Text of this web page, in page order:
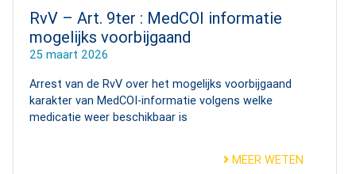
RvV – Art. 9ter : MedCOI informatie
mogelijks voorbijgaand
25 maart 2026
Arrest van de RvV over het mogelijks voorbijgaand
karakter van MedCOI-informatie volgens welke
medicatie weer beschikbaar is
MEER WETEN